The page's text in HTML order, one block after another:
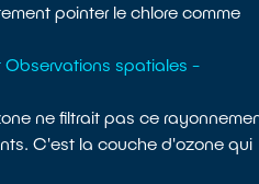
pointer le chlore comme
Observations spatiales -
ne filtrait pas ce
C'est la couche d'ozone qui